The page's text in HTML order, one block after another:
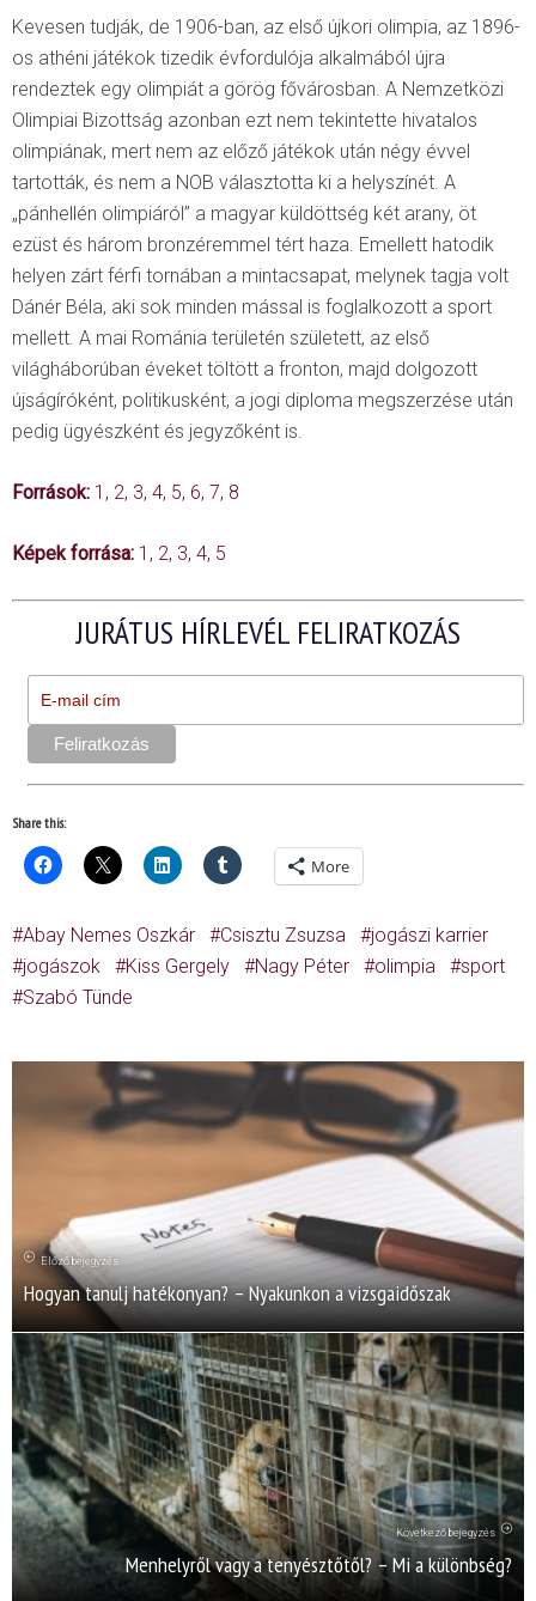
Kevesen tudják, de 1906-ban, az első újkori olimpia, az 1896-
os athéni játékok tizedik évfordulója alkalmából újra
rendeztek egy olimpiát a görög fővárosban. A Nemzetközi
Olimpiai Bizottság azonban ezt nem tekintette hivatalos
olimpiának, mert nem az előző játékok után négy évvel
tartották, és nem a NOB választotta ki a helyszínét. A
„pánhellén olimpiáról” a magyar küldöttség két arany, öt
ezüst és három bronzéremmel tért haza. Emellett hatodik
helyen zárt férfi tornában a mintacsapat, melynek tagja volt
Dánér Béla, aki sok minden mással is foglalkozott a sport
mellett. A mai Románia területén született, az első
világháborúban éveket töltött a fronton, majd dolgozott
újságíróként, politikusként, a jogi diploma megszerzése után
pedig ügyészként és jegyzőként is.
Források: 1 , 2, 3, 4, 5, 6, 7, 8
Képek forrása: 1 , 2, 3, 4, 5
JURÁTUS HÍRLEVÉL FELIRATKOZÁS
Share this:
More
Abay Nemes Oszkár Csisztu Zsuzsa
jogászi karrier
jogászok
Kiss Gergely Nagy Péter olimpia
sport
Szabó Tünde
Előző bejegyzés
Hogyan tanulj hatékonyan? – Nyakunkon a vizsgaidőszak
Következő bejegyzés
Menhelyről vagy a tenyésztőtől? – Mi a különbség?